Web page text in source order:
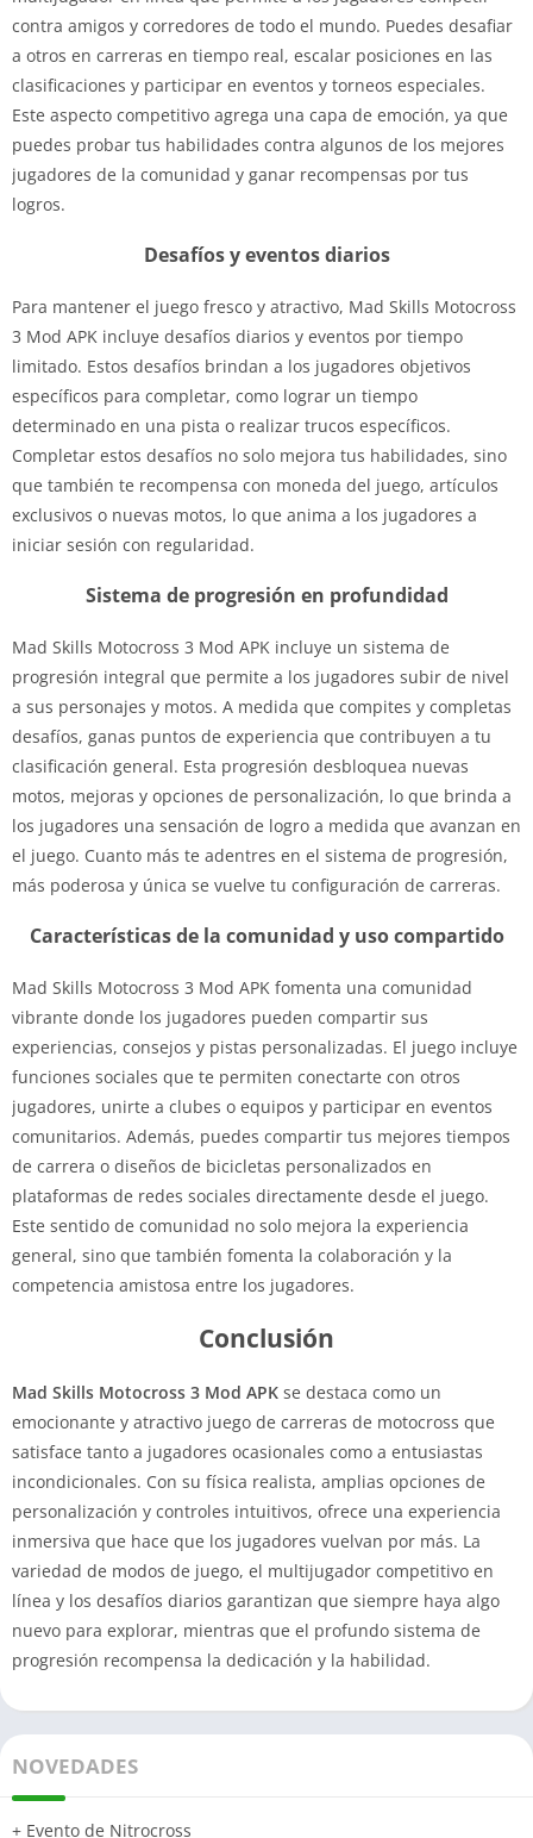
contra amigos y corredores de todo el mundo. Puedes desafiar
a otros en carreras en tiempo real, escalar posiciones en las
clasificaciones y participar en eventos y torneos especiales.
Este aspecto competitivo agrega una capa de emoción, ya que
puedes probar tus habilidades contra algunos de los mejores
jugadores de la comunidad y ganar recompensas por tus
logros.
Desafíos y eventos diarios
Para mantener el juego fresco y atractivo, Mad Skills Motocross
3 Mod APK incluye desafíos diarios y eventos por tiempo
limitado. Estos desafíos brindan a los jugadores objetivos
específicos para completar, como lograr un tiempo
determinado en una pista o realizar trucos específicos.
Completar estos desafíos no solo mejora tus habilidades, sino
que también te recompensa con moneda del juego, artículos
exclusivos o nuevas motos, lo que anima a los jugadores a
iniciar sesión con regularidad.
Sistema de progresión en profundidad
Mad Skills Motocross 3 Mod APK incluye un sistema de
progresión integral que permite a los jugadores subir de nivel
a sus personajes y motos. A medida que compites y completas
desafíos, ganas puntos de experiencia que contribuyen a tu
clasificación general. Esta progresión desbloquea nuevas
motos, mejoras y opciones de personalización, lo que brinda a
los jugadores una sensación de logro a medida que avanzan en
el juego. Cuanto más te adentres en el sistema de progresión,
más poderosa y única se vuelve tu configuración de carreras.
Características de la comunidad y uso compartido
Mad Skills Motocross 3 Mod APK fomenta una comunidad
vibrante donde los jugadores pueden compartir sus
experiencias, consejos y pistas personalizadas. El juego incluye
funciones sociales que te permiten conectarte con otros
jugadores, unirte a clubes o equipos y participar en eventos
comunitarios. Además, puedes compartir tus mejores tiempos
de carrera o diseños de bicicletas personalizados en
plataformas de redes sociales directamente desde el juego.
Este sentido de comunidad no solo mejora la experiencia
general, sino que también fomenta la colaboración y la
competencia amistosa entre los jugadores.
Conclusión
Mad Skills Motocross 3 Mod APK se destaca como un
emocionante y atractivo juego de carreras de motocross que
satisface tanto a jugadores ocasionales como a entusiastas
incondicionales. Con su física realista, amplias opciones de
personalización y controles intuitivos, ofrece una experiencia
inmersiva que hace que los jugadores vuelvan por más. La
variedad de modos de juego, el multijugador competitivo en
línea y los desafíos diarios garantizan que siempre haya algo
nuevo para explorar, mientras que el profundo sistema de
progresión recompensa la dedicación y la habilidad.
NOVEDADES
+ Evento de Nitrocross